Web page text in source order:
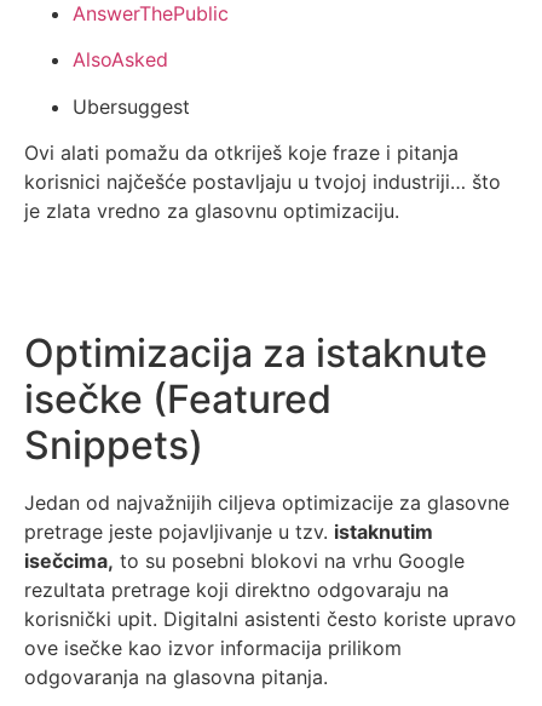
AnswerThePublic
AlsoAsked
Ubersuggest
Ovi alati pomažu da otkriješ koje fraze i pitanja
korisnici najčešće postavljaju u tvojoj industriji… što
je zlata vredno za glasovnu optimizaciju.
Optimizacija za istaknute
isečke (Featured
Snippets)
Jedan od najvažnijih ciljeva optimizacije za glasovne
pretrage jeste pojavljivanje u tzv. istaknutim
isečcima, to su posebni blokovi na vrhu Google
rezultata pretrage koji direktno odgovaraju na
korisnički upit. Digitalni asistenti često koriste upravo
ove isečke kao izvor informacija prilikom
odgovaranja na glasovna pitanja.